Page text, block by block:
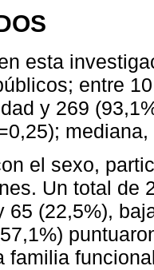
esta
entre
y 269
el sexo,
Un total de
65 (22,5%),
familia